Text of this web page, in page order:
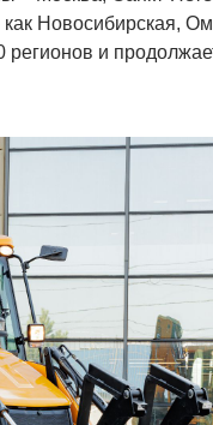
Новосибирская,
и